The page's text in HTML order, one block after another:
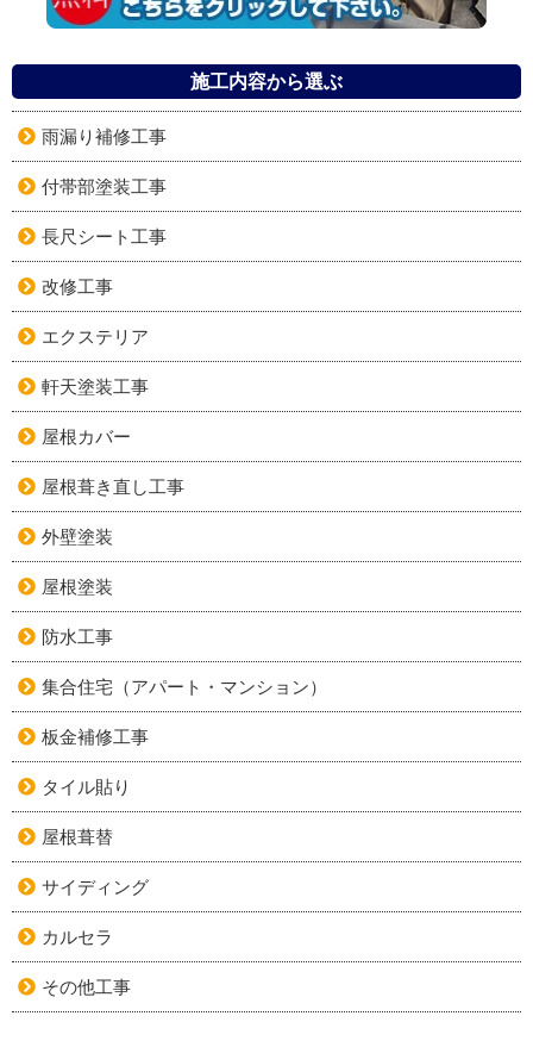
施工内容から選ぶ
雨漏り補修工事
付帯部塗装工事
長尺シート工事
改修工事
エクステリア
軒天塗装工事
屋根カバー
屋根葺き直し工事
外壁塗装
屋根塗装
防水工事
集合住宅（アパート・マンション）
板金補修工事
タイル貼り
屋根葺替
サイディング
カルセラ
その他工事